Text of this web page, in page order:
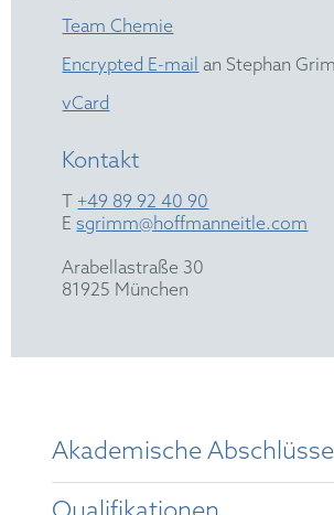
Team Chemie
Encrypted E-mail an Stephan
vCard
Kontakt
T +49 89 92 40 90
Esgrimm@hoffmanneitle.com
Arabellastraße 30
81925 München
Akademische Abschlüsse